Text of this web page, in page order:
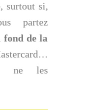
, surtout si,
partez
de la
ne les